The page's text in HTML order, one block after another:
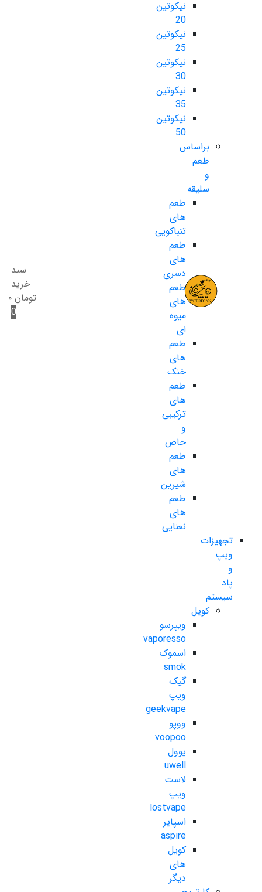
نیکوتین
20
نیکوتین
25
نیکوتین
30
نیکوتین
35
نیکوتین
50
براساس
طعم
و
سلیقه
طعم
های
تنباکویی
طعم
های
دسری
طعم
های
میوه
ای
طعم
های
خنک
طعم
های
ترکیبی
و
خاص
طعم
های
شیرین
طعم
های
نعنایی
تجهیزات
ویپ
و
پاد
سیستم
کویل
ویپرسو
vaporesso
اسموک
smok
گیک
ویپ
geekvape
ووپو
voopoo
یوول
uwell
لاست
ویپ
lostvape
اسپایر
aspire
کویل
های
دیگر
سبد
خرید
تومان ۰
0